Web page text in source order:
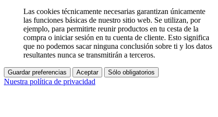
Las cookies técnicamente necesarias garantizan únicamente
las funciones básicas de nuestro sitio web. Se utilizan, por
ejemplo, para permitirte reunir productos en tu cesta de la
compra o iniciar sesión en tu cuenta de cliente. Esto significa
que no podemos sacar ninguna conclusión sobre ti y los datos
resultantes nunca se transmitirán a terceros.
Guardar preferencias Aceptar Sólo obligatorios
Nuestra política de privacidad